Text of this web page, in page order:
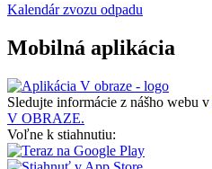
Kalendár zvozu odpadu
Mobilná aplikácia
Sledujte informácie z nášho webu v
V OBRAZE.
Voľne k stiahnutiu: